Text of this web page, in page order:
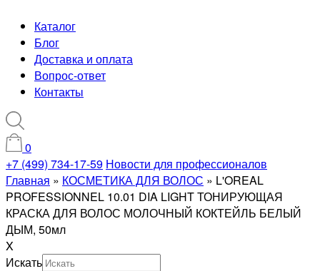
Каталог
Блог
Доставка и оплата
Вопрос-ответ
Контакты
0
+7 (499) 734-17-59 Новости для профессионалов
Главная » КОСМЕТИКА ДЛЯ ВОЛОС » L'OREAL
PROFESSIONNEL 10.01 DIA LIGHT ТОНИРУЮЩАЯ
КРАСКА ДЛЯ ВОЛОС МОЛОЧНЫЙ КОКТЕЙЛЬ БЕЛЫЙ
ДЫМ, 50мл
X
Искать